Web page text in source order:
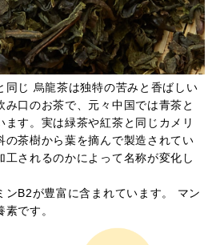
同じ 烏龍茶は独特の苦みと香ばしい
口のお茶で、元々中国では青茶と
す。実は緑茶や紅茶と同じカメリ
の茶樹から葉を摘んで製造されてい
工されるのかによって名称が変化し
ンB2が豊富に含まれています。 マン
です。